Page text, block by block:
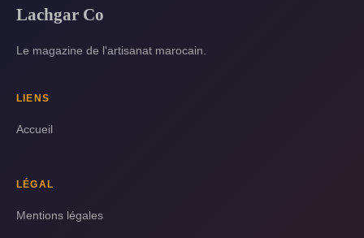
Lachgar Co
Le magazine de l'artisanat marocain.
LIENS
Accueil
LÉGAL
Mentions légales